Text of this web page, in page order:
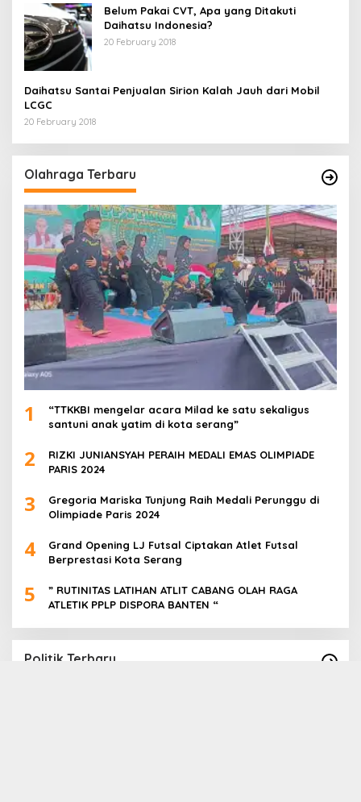
Belum Pakai CVT, Apa yang Ditakuti
Daihatsu Indonesia?
20 February 2018
Daihatsu Santai Penjualan Sirion Kalah Jauh dari Mobil
LCGC
20 February 2018
Olahraga Terbaru
1
“TTKKBI mengelar acara Milad ke satu sekaligus
santuni anak yatim di kota serang”
2
RIZKI JUNIANSYAH PERAIH MEDALI EMAS OLIMPIADE
PARIS 2024
3
Gregoria Mariska Tunjung Raih Medali Perunggu di
Olimpiade Paris 2024
4
Grand Opening LJ Futsal Ciptakan Atlet Futsal
Berprestasi Kota Serang
5
” RUTINITAS LATIHAN ATLIT CABANG OLAH RAGA
ATLETIK PPLP DISPORA BANTEN “
Politik Terbaru